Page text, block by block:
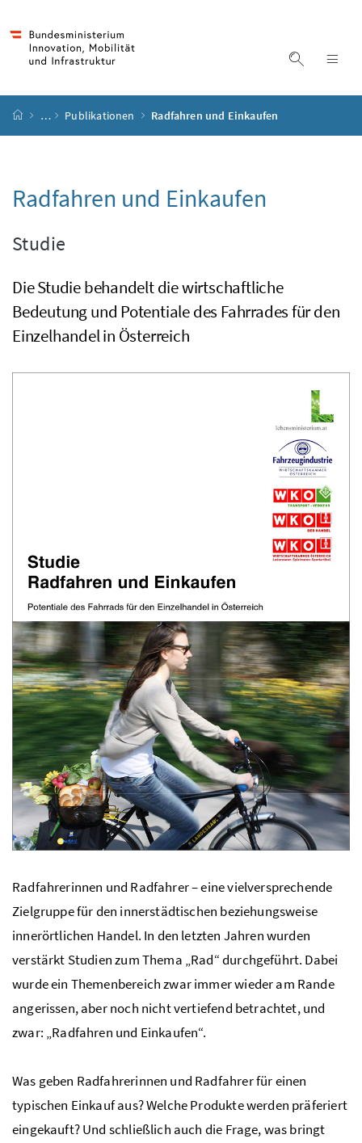
Suche
Startseite
… Publikationen Radfahren und Einkaufen
Radfahren und Einkaufen
Studie
Die Studie behandelt die wirtschaftliche
Bedeutung und Potentiale des Fahrrades für den
Einzelhandel in Österreich
Radfahrerinnen und Radfahrer – eine vielversprechende
Zielgruppe für den innerstädtischen beziehungsweise
innerörtlichen Handel. In den letzten Jahren wurden
verstärkt Studien zum Thema „Rad“ durchgeführt. Dabei
wurde ein Themenbereich zwar immer wieder am Rande
angerissen, aber noch nicht vertiefend betrachtet, und
zwar: „Radfahren und Einkaufen“.
Was geben Radfahrerinnen und Radfahrer für einen
typischen Einkauf aus? Welche Produkte werden präferiert
eingekauft? Und schließlich auch die Frage, was bringt